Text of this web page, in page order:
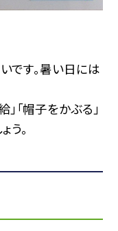
です。暑い日には
「帽子をかぶる」
う。